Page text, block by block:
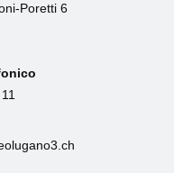
Poretti 6